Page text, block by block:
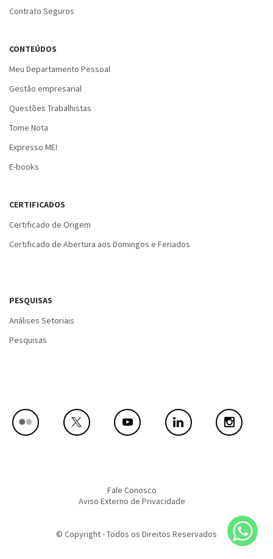
Contrato Seguros
CONTEÚDOS
Meu Departamento Pessoal
Gestão empresarial
Questões Trabalhistas
Tome Nota
Expresso MEI
E-books
CERTIFICADOS
Certificado de Origem
Certificado de Abertura aos Domingos e Feriados
PESQUISAS
Análises Setoriais
Pesquisas
Fale Conosco
Aviso Externo de Privacidade
© Copyright - Todos os Direitos Reservados